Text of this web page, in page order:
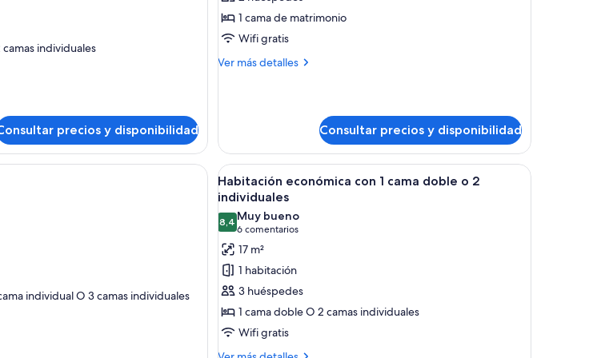
individuales
precios y disponibilidad
Suite1 cama de matrimonio
Wifi gratis
Ver más detalles
Más
Consultar precios y disponibilidad
marrón, una mesita de noche con lámpara y un estante en la pared con tazas y platillos.
Habitación de hotel con dos camas, una mesita de noche, una lámpara y una ventana con cortinas moradas.
individual O 3 camas individuales
Abrir
todas
las
fotos
de
Habitación
económica
con
1
cama
Habitación de hotel con una cama grande,
4
Habitación económica con 1 cama doble o 2
individuales
8,48,4 de 10
Muy bueno
6 comentarios
(6 comentarios)
17 m²
1 habitación
3 huéspedes
1 cama doble O 2 camas individuales
Wifi gratis